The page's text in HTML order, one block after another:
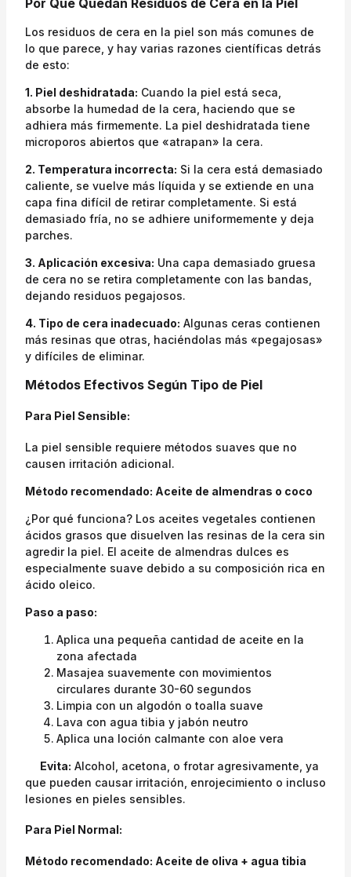
Por Qué Quedan Residuos de Cera en la Piel
Los residuos de cera en la piel son más comunes de
lo que parece, y hay varias razones científicas detrás
de esto:
1. Piel deshidratada: Cuando la piel está seca,
absorbe la humedad de la cera, haciendo que se
adhiera más firmemente. La piel deshidratada tiene
microporos abiertos que «atrapan» la cera.
2. Temperatura incorrecta: Si la cera está demasiado
caliente, se vuelve más líquida y se extiende en una
capa fina difícil de retirar completamente. Si está
demasiado fría, no se adhiere uniformemente y deja
parches.
3. Aplicación excesiva: Una capa demasiado gruesa
de cera no se retira completamente con las bandas,
dejando residuos pegajosos.
4. Tipo de cera inadecuado: Algunas ceras contienen
más resinas que otras, haciéndolas más «pegajosas»
y difíciles de eliminar.
Métodos Efectivos Según Tipo de Piel
Para Piel Sensible:
La piel sensible requiere métodos suaves que no
causen irritación adicional.
Método recomendado: Aceite de almendras o coco
¿Por qué funciona? Los aceites vegetales contienen
ácidos grasos que disuelven las resinas de la cera sin
agredir la piel. El aceite de almendras dulces es
especialmente suave debido a su composición rica en
ácido oleico.
Paso a paso:
Aplica una pequeña cantidad de aceite en la
zona afectada
Masajea suavemente con movimientos
circulares durante 30-60 segundos
Limpia con un algodón o toalla suave
Lava con agua tibia y jabón neutro
Aplica una loción calmante con aloe vera
Evita: Alcohol, acetona, o frotar agresivamente, ya
que pueden causar irritación, enrojecimiento o incluso
lesiones en pieles sensibles.
Para Piel Normal:
Método recomendado: Aceite de oliva + agua tibia